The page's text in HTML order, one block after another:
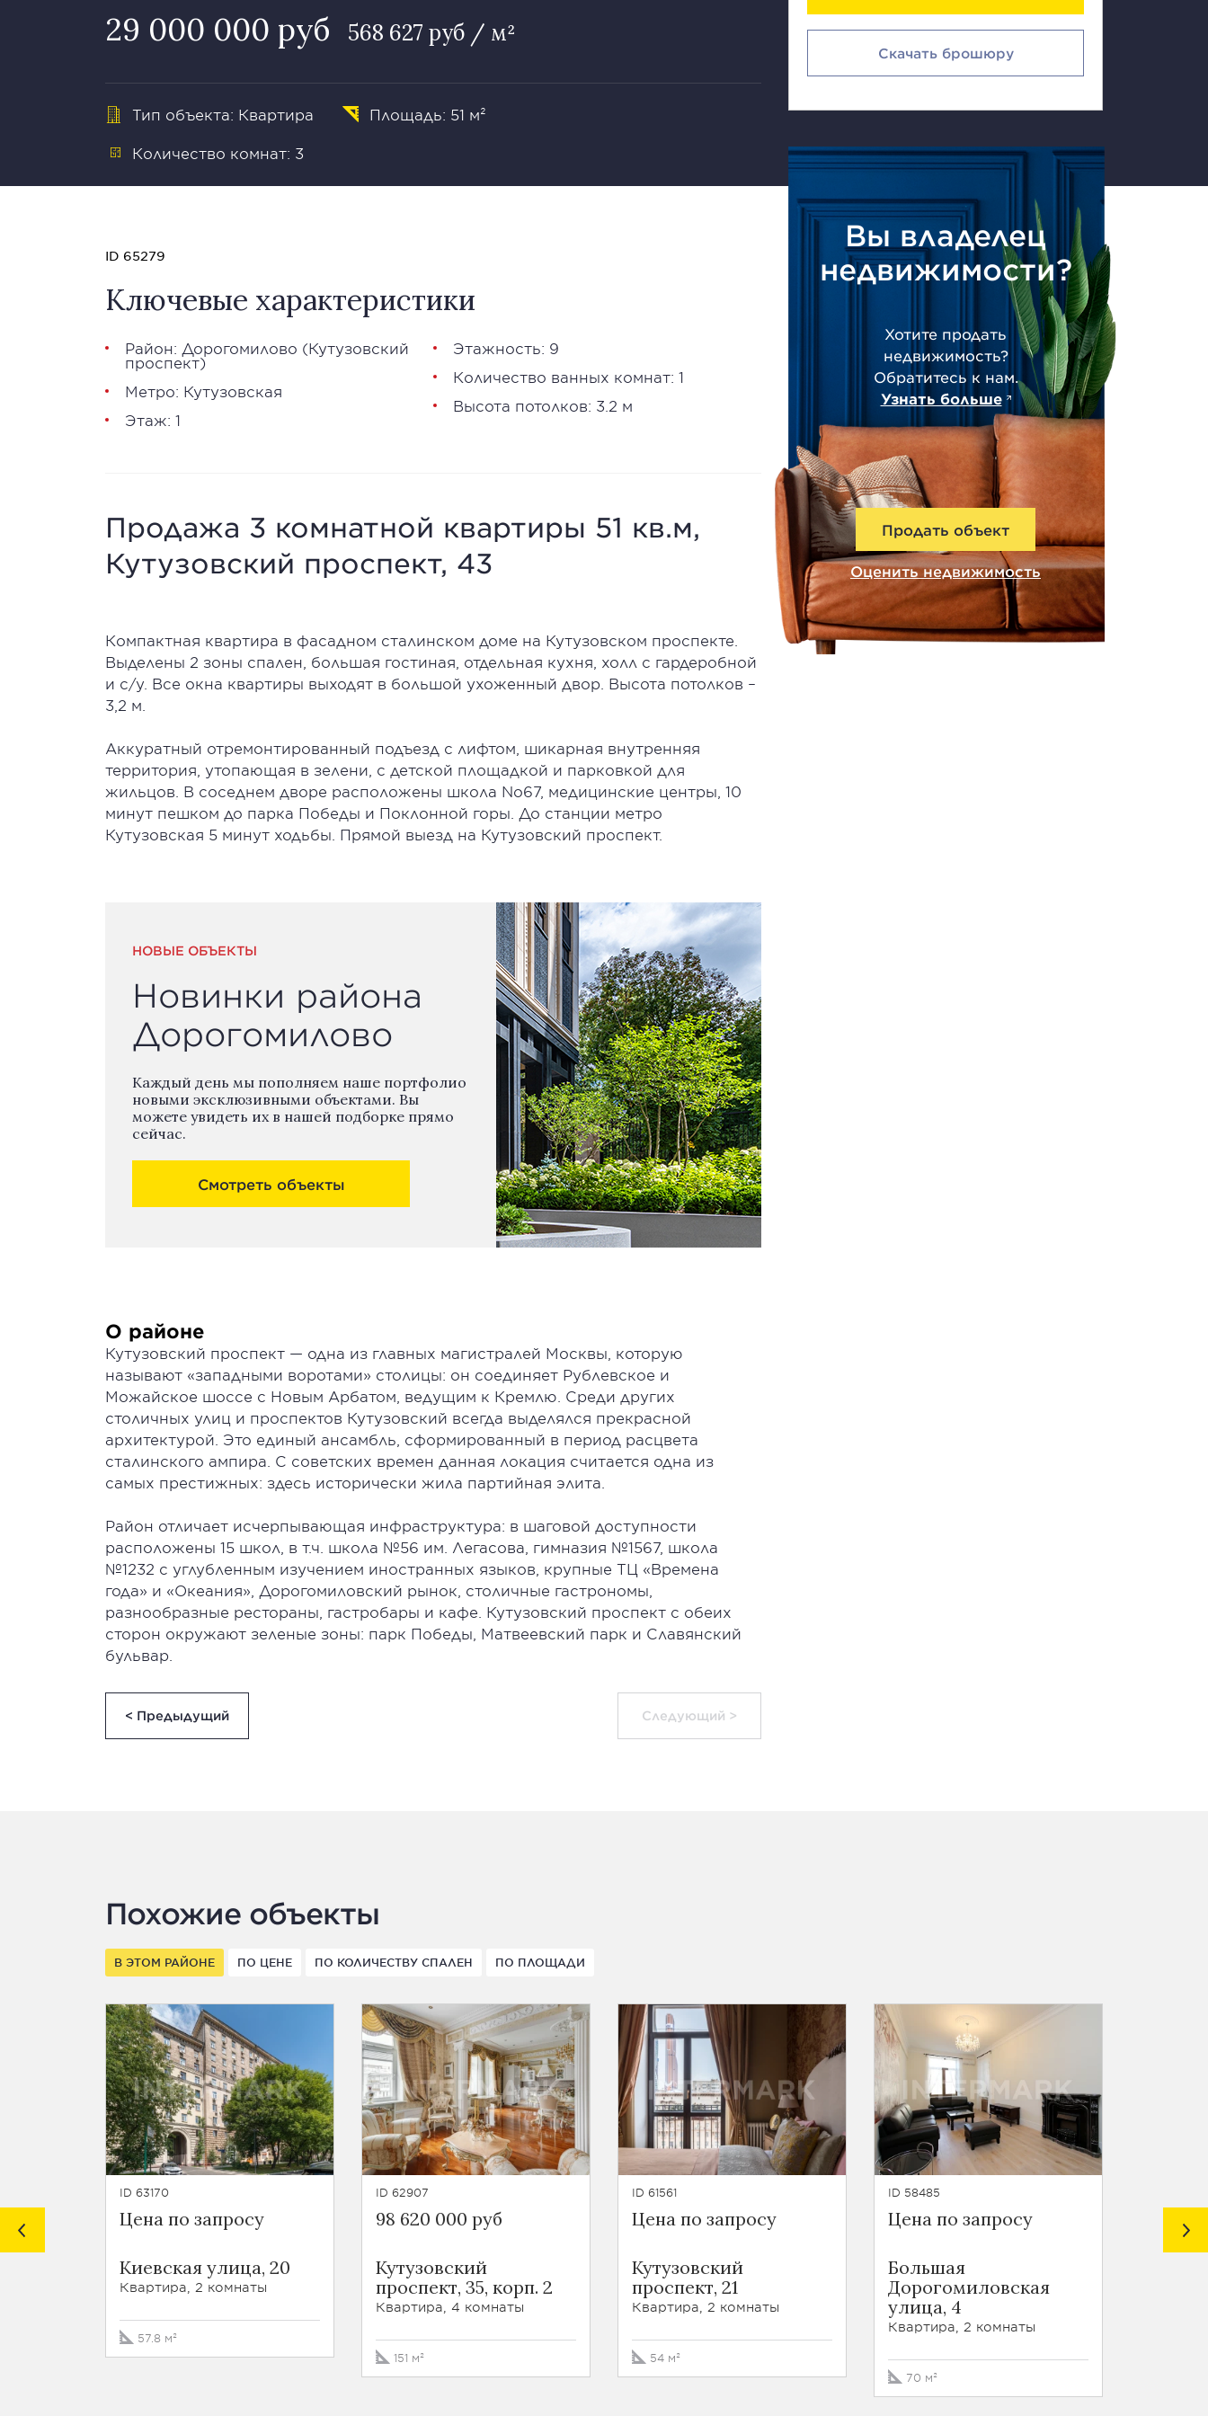
29 000 000 руб 568 627 руб / м²
Тип объекта: Квартира Площадь: 51 м²
Количество комнат: 3
Скачать брошюру
Вы владелец
недвижимости?
Хотите продать
недвижимость?
Обратитесь к нам.
Узнать больше
Продать объект
Оценить недвижимость
ID 65279
Ключевые характеристики
Район: Дорогомилово (Кутузовский
проспект)
Метро: Кутузовская
Этаж: 1
Этажность: 9
Количество ванных комнат: 1
Высота потолков: 3.2 м
Продажа 3 комнатной квартиры 51 кв.м,
Кутузовский проспект, 43
Компактная квартира в фасадном сталинском доме на Кутузовском проспекте.
Выделены 2 зоны спален, большая гостиная, отдельная кухня, холл с гардеробной
и с/у. Все окна квартиры выходят в большой ухоженный двор. Высота потолков –
3,2 м.
Аккуратный отремонтированный подъезд с лифтом, шикарная внутренняя
территория, утопающая в зелени, с детской площадкой и парковкой для
жильцов. В соседнем дворе расположены школа No67, медицинские центры, 10
минут пешком до парка Победы и Поклонной горы. До станции метро
Кутузовская 5 минут ходьбы. Прямой выезд на Кутузовский проспект.
НОВЫЕ ОБЪЕКТЫ
Новинки района
Дорогомилово
Каждый день мы пополняем наше портфолио
новыми эксклюзивными объектами. Вы
можете увидеть их в нашей подборке прямо
сейчас.
Смотреть объекты
О районе
Кутузовский проспект — одна из главных магистралей Москвы, которую
называют «западными воротами» столицы: он соединяет Рублевское и
Можайское шоссе с Новым Арбатом, ведущим к Кремлю. Среди других
столичных улиц и проспектов Кутузовский всегда выделялся прекрасной
архитектурой. Это единый ансамбль, сформированный в период расцвета
сталинского ампира. С советских времен данная локация считается одна из
самых престижных: здесь исторически жила партийная элита.
Район отличает исчерпывающая инфраструктура: в шаговой доступности
расположены 15 школ, в т.ч. школа №56 им. Легасова, гимназия №1567, школа
№1232 с углубленным изучением иностранных языков, крупные ТЦ «Времена
года» и «Океания», Дорогомиловский рынок, столичные гастрономы,
разнообразные рестораны, гастробары и кафе. Кутузовский проспект с обеих
сторон окружают зеленые зоны: парк Победы, Матвеевский парк и Славянский
бульвар.
< Предыдущий Следующий >
Похожие объекты
В ЭТОМ РАЙОНЕ ПО ЦЕНЕ ПО КОЛИЧЕСТВУ СПАЛЕН ПО ПЛОЩАДИ
ID 63170
Цена по запросу
Киевская улица, 20
Квартира, 2 комнаты
57.8 м²
ID 62907
98 620 000 руб
Кутузовский
проспект, 35, корп. 2
Квартира, 4 комнаты
151 м²
ID 61561
Цена по запросу
Кутузовский
проспект, 21
Квартира, 2 комнаты
54 м²
ID 58485
Цена по запросу
Большая
Дорогомиловская
улица, 4
Квартира, 2 комнаты
70 м²
Цена